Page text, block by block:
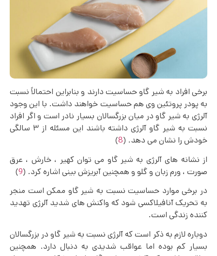
برخی افراد به شیر گاو حساسیت دارند و بنابراین احتمالاً نسبت
به پودر پروتئین وی هم حساسیت خواهند داشت. با این وجود
آلرژی به شیر گاو در میان بزرگسالان بسیار نادر است و اگر افراد
نسبت به شیر گاو آلرژی داشته باشند این مسئله از ۳ سالگی
خودش را نشان می دهد. (8
)
از نشانه های آلرژی به شیر گاو می توان کهیر ، خارش ، عرق
صورت ، ورم زبان و گلو و همچنین آبریزش بینی اشاره کرد. (9
)
در برخی موارد حساسیت نسبت به شیر گاو ممکن است منجر
به تحریک آنافیلاکسی شود که واکنش های شدید آلرژی تهدید
کننده زندگی است.
دوباره لازم به ذکر است که آلرژی نسبت به شیر گاو در بزرگسالان
بسیار کم بوده اما عواقب شدیدی به دنبال دارد. همچنین